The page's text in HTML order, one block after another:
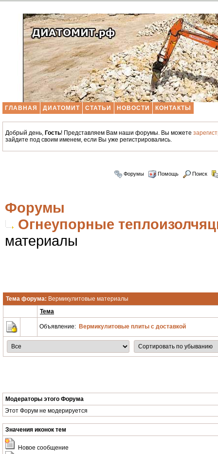
ГЛАВНАЯ ДИАТОМИТ СТАТЬИ НОВОСТИ КОНТАКТЫ
Добрый день, Гость! Представляем Вам наши форумы. Вы можете
зайдите под своим именем, если Вы уже регистрировались.
Форумы Помощь Поиск
Форумы
Огнеупорные
материалы
Тема форума: Вермикулитовые материалы
Тема
Объявление: Вермикулитовые плиты с доставкой
Модераторы этого Форума
Этот Форум не модерируется
Значения иконок тем
Новое сообщение